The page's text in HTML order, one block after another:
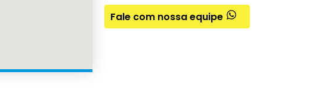
Fale com nossa equipe